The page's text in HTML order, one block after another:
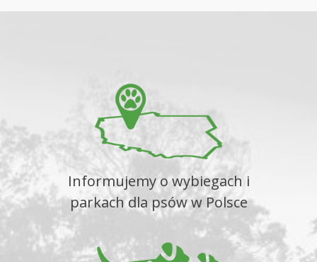
Informujemy o wybiegach i
parkach dla psów w Polsce